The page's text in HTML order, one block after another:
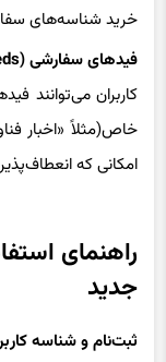
خرید شناسه‌های
فیدهای سفارشی (Custom Feeds)
خاص(مثلاً «اخبار
امکانی که
راهنمای
جدید
ثبت‌نام و شناسه